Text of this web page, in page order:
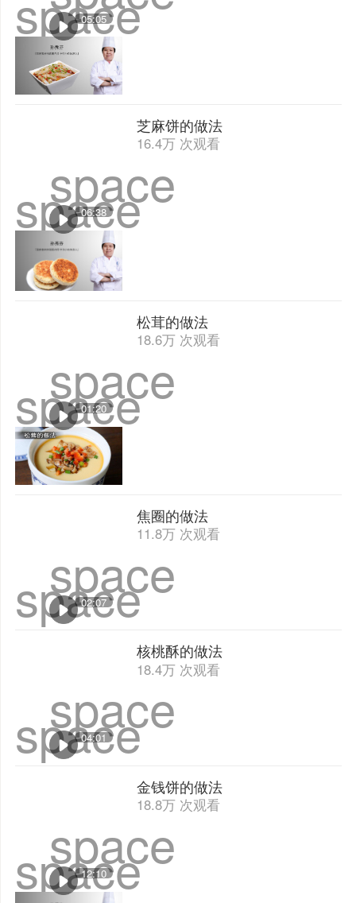
05:05
space
space
06:38
芝麻饼的做法
16.4万 次观看
space
space
01:20
松茸的做法
18.6万 次观看
space
space
02:07
焦圈的做法
11.8万 次观看
space
space
04:01
核桃酥的做法
18.4万 次观看
space
space
12:10
金钱饼的做法
18.8万 次观看